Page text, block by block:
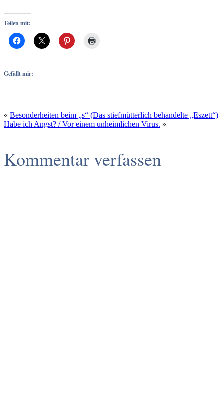
Teilen mit:
Gefällt mir:
« Besonderheiten beim „s“ (Das stiefmütterlich behandelte „Eszett“)
Habe ich Angst? / Vor einem unheimlichen Virus. »
Kommentar verfassen